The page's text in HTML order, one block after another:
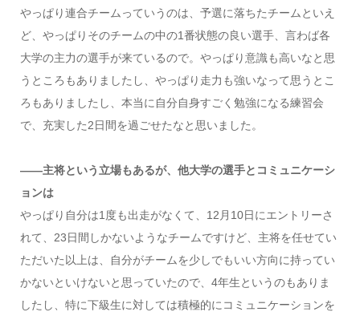
やっぱり連合チームっていうのは、予選に落ちたチームといえ
ど、やっぱりそのチームの中の1番状態の良い選手、言わば各
大学の主力の選手が来ているので。やっぱり意識も高いなと思
うところもありましたし、やっぱり走力も強いなって思うとこ
ろもありましたし、本当に自分自身すごく勉強になる練習会
で、充実した2日間を過ごせたなと思いました。
――主将という立場もあるが、他大学の選手とコミュニケーシ
ョンは
やっぱり自分は1度も出走がなくて、12月10日にエントリーさ
れて、23日間しかないようなチームですけど、主将を任せてい
ただいた以上は、自分がチームを少しでもいい方向に持ってい
かないといけないと思っていたので、4年生というのもありま
したし、特に下級生に対しては積極的にコミュニケーションを